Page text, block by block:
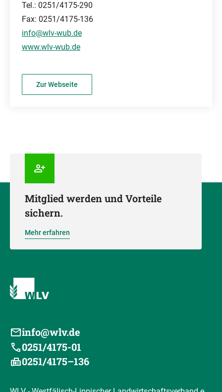
Tel.: 0251/4175-290
Fax: 0251/4175-136
info@wlv-wub.de
www.wlv-wub.de
Zur Webseite
Mitglied werden und Vorteile
sichern.
Mehr erfahren
info@wlv.de
0251/4175-01
0251/4175–136